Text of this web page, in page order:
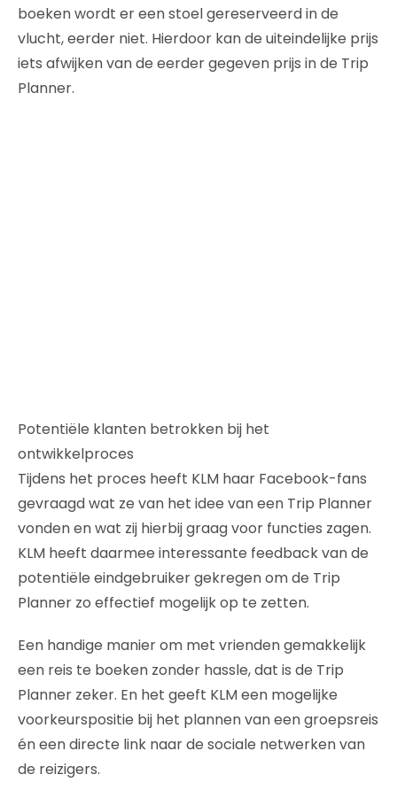
boeken wordt er een stoel gereserveerd in de
vlucht, eerder niet. Hierdoor kan de uiteindelijke prijs
iets afwijken van de eerder gegeven prijs in de Trip
Planner.
Potentiële klanten betrokken bij het
ontwikkelproces
Tijdens het proces heeft KLM haar Facebook-fans
gevraagd wat ze van het idee van een Trip Planner
vonden en wat zij hierbij graag voor functies zagen.
KLM heeft daarmee interessante feedback van de
potentiële eindgebruiker gekregen om de Trip
Planner zo effectief mogelijk op te zetten.
Een handige manier om met vrienden gemakkelijk
een reis te boeken zonder hassle, dat is de Trip
Planner zeker. En het geeft KLM een mogelijke
voorkeurspositie bij het plannen van een groepsreis
én een directe link naar de sociale netwerken van
de reizigers.